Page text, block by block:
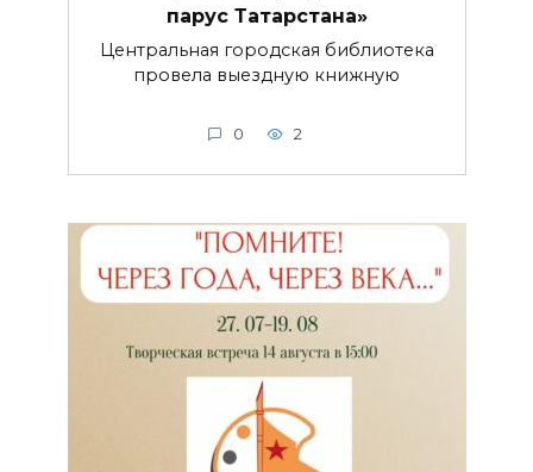
парус Татарстана»
Центральная городская библиотека
провела выездную книжную
0 2